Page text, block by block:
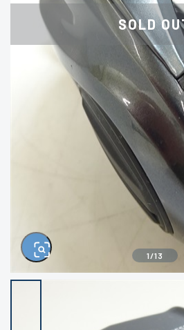
イシグロ岐阜店
イシグロ高林店
イシグロ西尾店
イシグロ三河安城店
イシグロ岡崎大樹寺
イシグロ半田店
イシグロ岡崎若松店
イシグロ焼津店
イシグロ掛川店
イシグロ沼津店
悪
著しく
きるも
※ルアー、
ランク表記
ご確認くだ
SOLD
1 /13